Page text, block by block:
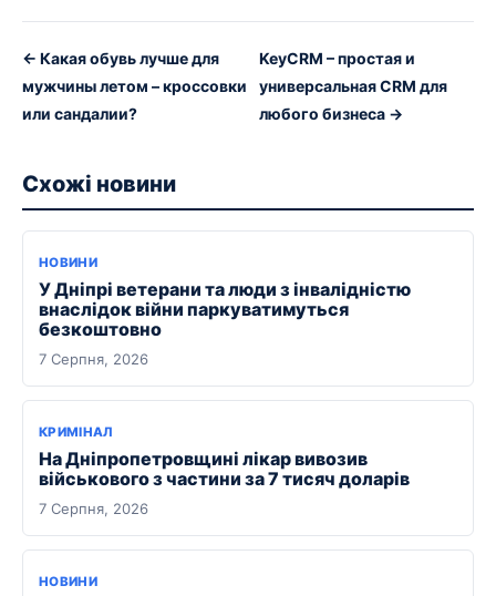
← Какая обувь лучше для
мужчины летом – кроссовки
или сандалии?
KeyCRM – простая и
универсальная CRM для
любого бизнеса →
Схожі новини
НОВИНИ
У Дніпрі ветерани та люди з інвалідністю
внаслідок війни паркуватимуться
безкоштовно
7 Серпня, 2026
КРИМІНАЛ
На Дніпропетровщині лікар вивозив
військового з частини за 7 тисяч доларів
7 Серпня, 2026
НОВИНИ